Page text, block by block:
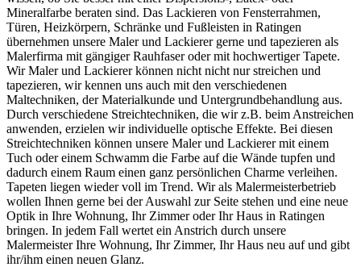
Mineralfarbe beraten sind. Das Lackieren von Fensterrahmen,
Türen, Heizkörpern, Schränke und Fußleisten in Ratingen
übernehmen unsere Maler und Lackierer gerne und tapezieren als
Malerfirma mit gängiger Rauhfaser oder mit hochwertiger Tapete.
Wir Maler und Lackierer können nicht nicht nur streichen und
tapezieren, wir kennen uns auch mit den verschiedenen
Maltechniken, der Materialkunde und Untergrundbehandlung aus.
Durch verschiedene Streichtechniken, die wir z.B. beim Anstreichen
anwenden, erzielen wir individuelle optische Effekte. Bei diesen
Streichtechniken können unsere Maler und Lackierer mit einem
Tuch oder einem Schwamm die Farbe auf die Wände tupfen und
dadurch einem Raum einen ganz persönlichen Charme verleihen.
Tapeten liegen wieder voll im Trend. Wir als Malermeisterbetrieb
wollen Ihnen gerne bei der Auswahl zur Seite stehen und eine neue
Optik in Ihre Wohnung, Ihr Zimmer oder Ihr Haus in Ratingen
bringen. In jedem Fall wertet ein Anstrich durch unsere
Malermeister Ihre Wohnung, Ihr Zimmer, Ihr Haus neu auf und gibt
ihr/ihm einen neuen Glanz.